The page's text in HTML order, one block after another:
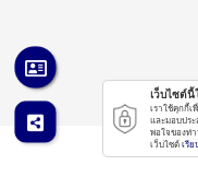
เว็บไซต์นี้
เราใช้คุกกี้เ
และมอบปร
พอใจของท่
เว็บไซต์ เรีย